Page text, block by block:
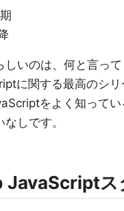
しいのは、何と言っ
に関する最高のシ
をよく知ってい
しです。
JavaScriptス